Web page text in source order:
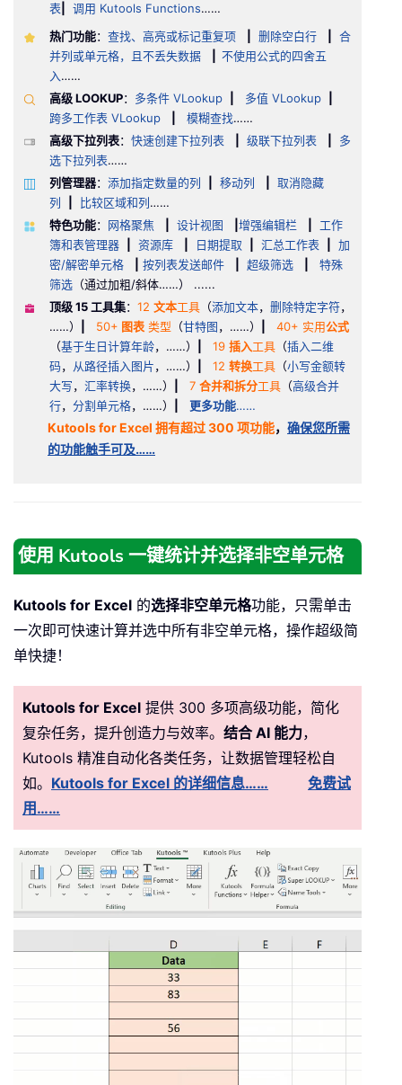
表
调用 Kutools Functions……
热门功能： 查找、高亮或标记重复项 删除空白行
合
并列或单元格，且不丢失数据
不使用公式的四舍五
入……
高级 LOOKUP： 多条件 VLookup 多值 VLookup
跨多工作表 VLookup
模糊查找……
高级下拉列表： 快速创建下拉列表 级联下拉列表
多
选下拉列表……
列管理器： 添加指定数量的列 移动列
取消隐藏
列
比较区域和列……
特色功能： 网格聚焦 设计视图 增强编辑栏
工作
簿和表管理器
资源库 日期提取 汇总工作表
加
密/解密单元格
按列表发送邮件 超级筛选
特殊
筛选 （通过加粗/斜体……） ......
顶级 15 工具集： 12 文本工具 （添加文本， 删除特定字符，
……）
50+ 图表 类型 （甘特图，……） 40+ 实用公式
（基于生日计算年龄，……） 19 插入工具 （插入二维
码， 从路径插入图片，……） 12 转换工具 （小写金额转
大写， 汇率转换，……） 7 合并和拆分工具 （高级合并
行， 分割单元格，……） 更多功能……
Kutools for Excel 拥有超过 300 项功能， 确保您所需
的功能触手可及……
使用 Kutools 一键统计并选择非空单元格
Kutools for Excel 的选择非空单元格功能，只需单击
一次即可快速计算并选中所有非空单元格，操作超级简
单快捷！
Kutools for Excel 提供 300 多项高级功能，简化
复杂任务，提升创造力与效率。 结合 AI 能力，
Kutools 精准自动化各类任务，让数据管理轻松自
如。 Kutools for Excel 的详细信息……
免费试
用……